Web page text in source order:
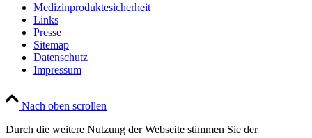
Medizinproduktesicherheit
Links
Presse
Sitemap
Datenschutz
Impressum
Nach oben scrollen
Durch die weitere Nutzung der Webseite stimmen Sie der